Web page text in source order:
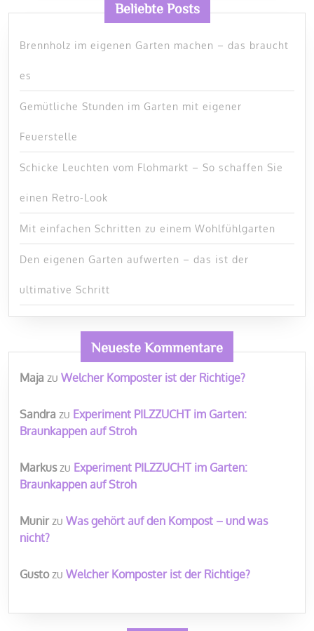
Beliebte Posts
Brennholz im eigenen Garten machen – das braucht
es
Gemütliche Stunden im Garten mit eigener
Feuerstelle
Schicke Leuchten vom Flohmarkt – So schaffen Sie
einen Retro-Look
Mit einfachen Schritten zu einem Wohlfühlgarten
Den eigenen Garten aufwerten – das ist der
ultimative Schritt
Neueste Kommentare
Maja zu Welcher Komposter ist der Richtige?
Sandra zu Experiment PILZZUCHT im Garten:
Braunkappen auf Stroh
Markuszu Experiment PILZZUCHT im Garten:
Braunkappen auf Stroh
Munirzu Was gehört auf den Kompost – und was
nicht?
Gustozu Welcher Komposter ist der Richtige?